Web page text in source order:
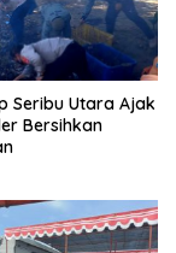
Seribu Utara Ajak
Bersihkan